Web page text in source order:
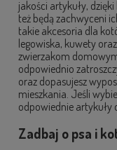
jakości artykuły,
też będą zachwyceni
takie akcesoria dla
legowiska, kuwety
zwierzakom
odpowiednio
oraz dopasujesz
mieszkania. Jeśli
odpowiednie artykuły
Zadbaj o psa i